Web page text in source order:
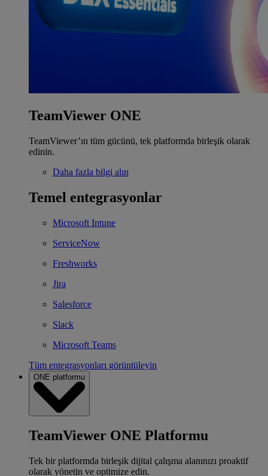
TeamViewer ONE
TeamViewer’ın tüm gücünü, tek platformda birleşik olarak
edinin.
Daha fazla bilgi alın
Temel entegrasyonlar
Microsoft Intune
ServiceNow
Freshworks
Jira
Salesforce
Slack
Microsoft Teams
Tüm entegrasyonları görüntüleyin
ONE platformu
TeamViewer ONE Platformu
Tek bir platformda birleşik dijital çalışma alanınızı proaktif
olarak yönetin ve optimize edin.